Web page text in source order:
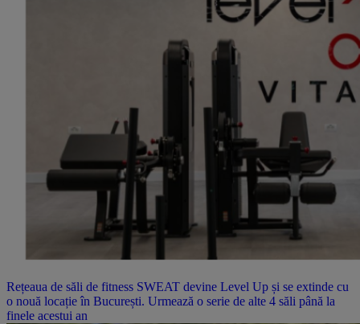
Rețeaua de săli de fitness SWEAT devine Level Up și se extinde cu
o nouă locație în București. Urmează o serie de alte 4 săli până la
finele acestui an